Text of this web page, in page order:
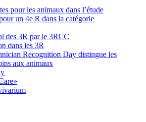
pour les animaux dans l’étude
un 4e R dans la catégorie
des 3R par le 3RCC
dans les 3R
Recognition Day distingue les
aux animaux